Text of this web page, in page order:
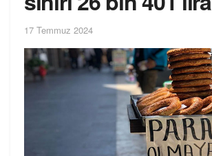
17 Temmuz 2024